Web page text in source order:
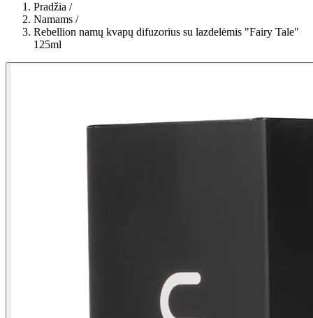
Pradžia /
Namams /
Rebellion namų kvapų difuzorius su lazdelėmis "Fairy Tale"
125ml